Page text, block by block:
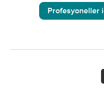
Profesyoneller